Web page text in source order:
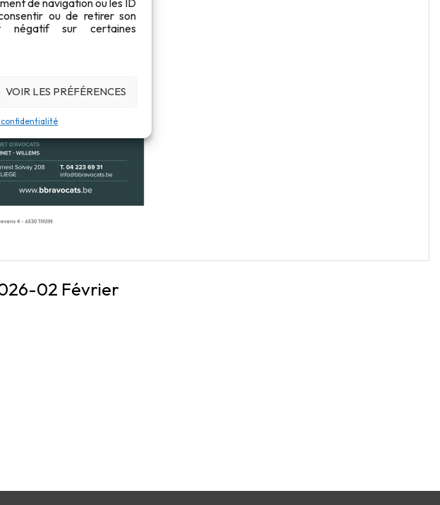
ou de retirer son
négatif sur certaines
VOIR LES PRÉFÉRENCES
02 Février